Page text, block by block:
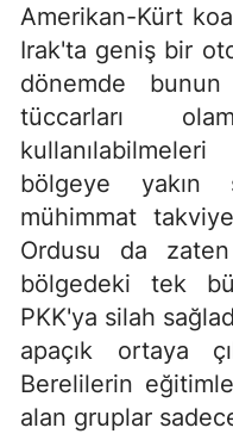
Amerikan-Kürt
Irak'ta geniş bir
dönemde
tüccarları
bölgeye
mühimmat
Ordusu da zaten
bölgedeki tek
PKK'ya silah
apaçık ortaya
Berelilerin
alan gruplar